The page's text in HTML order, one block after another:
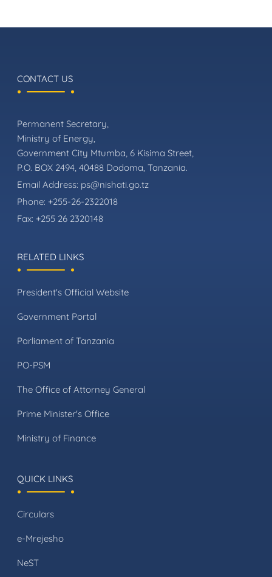
CONTACT US
Permanent Secretary,
Ministry of Energy,
Government City Mtumba, 6 Kisima Street,
P.O. BOX 2494, 40488 Dodoma, Tanzania.
Email Address: ps@nishati.go.tz
Phone: +255-26-2322018
Fax: +255 26 2320148
RELATED LINKS
President's Official Website
Government Portal
Parliament of Tanzania
PO-PSM
The Office of Attorney General
Prime Minister's Office
Ministry of Finance
QUICK LINKS
Circulars
e-Mrejesho
NeST